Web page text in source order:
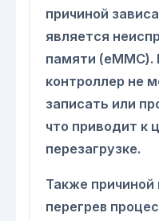
причиной
является
памяти (eMMC).
контроллер не
записать или
что приводит к
перезагрузке.
Также
перегрев